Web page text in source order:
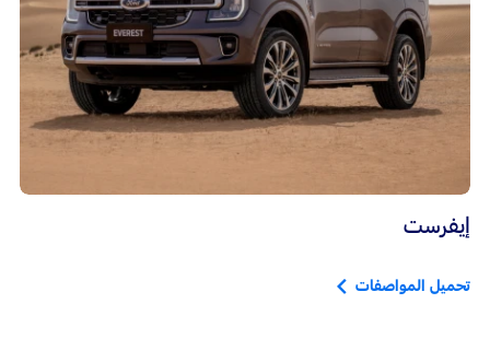
إيفرست
تحميل المواصفات